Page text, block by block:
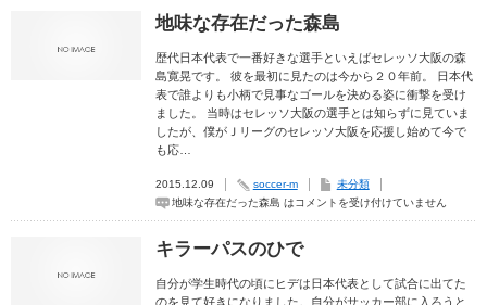
地味な存在だった森島
歴代日本代表で一番好きな選手といえばセレッソ大阪の森
島寛晃です。 彼を最初に見たのは今から２０年前。 日本代
表で誰よりも小柄で見事なゴールを決める姿に衝撃を受け
ました。 当時はセレッソ大阪の選手とは知らずに見ていま
したが、僕がＪリーグのセレッソ大阪を応援し始めて今で
も応…
2015.12.09 soccer-m
未分類
地味な存在だった森島 はコメントを受け付けていません
キラーパスのひで
自分が学生時代の頃にヒデは日本代表として試合に出てた
のを見て好きになりました。自分がサッカー部に入ろうと